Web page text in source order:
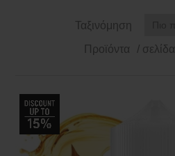
Ταξινόμηση
Προϊόντα
/ σελίδα